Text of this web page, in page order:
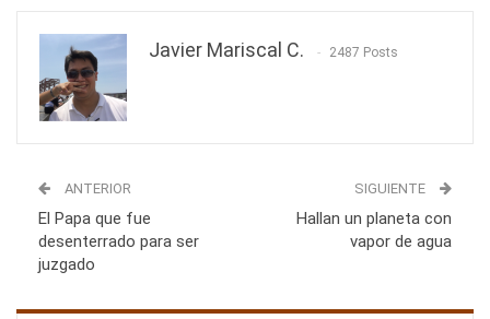
Javier Mariscal C. 2487 Posts
ANTERIOR
El Papa que fue
desenterrado para ser
juzgado
SIGUIENTE
Hallan un planeta con
vapor de agua